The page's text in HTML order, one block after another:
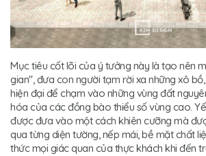
Mục tiêu cốt lõi của ý tưởng này là tạo nên
gian", đưa con người tạm rời xa những xô
hiện đại để chạm vào những vùng đất
hóa của các đồng bào thiểu số vùng cao.
được đưa vào một cách khiên cưỡng mà
qua từng diện tường, nếp mái, bề mặt chất
thức mọi giác quan của thực khách khi đến